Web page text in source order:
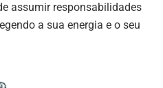
assumir responsabilidades
a sua energia e o seu